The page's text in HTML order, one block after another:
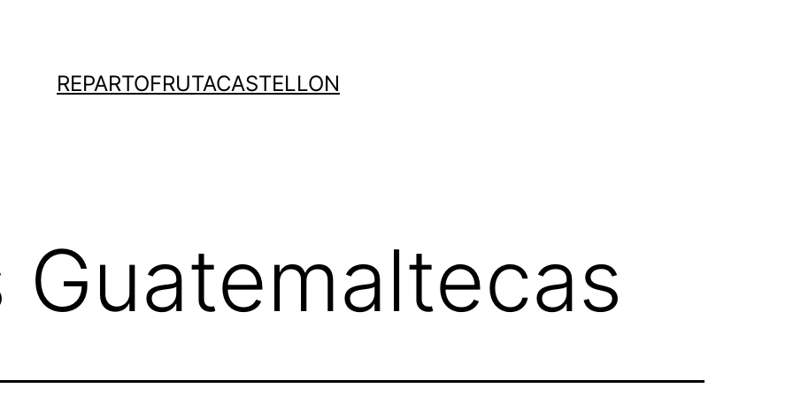
REPARTOFRUTACASTELLON
Guatemaltecas